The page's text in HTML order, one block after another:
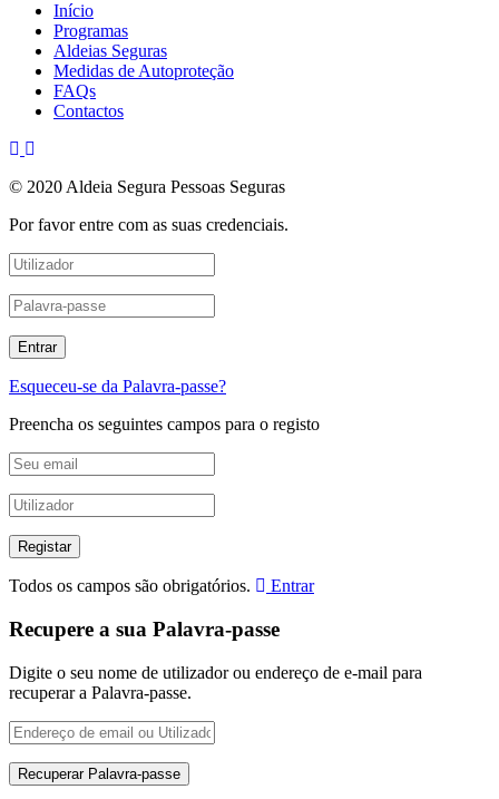
Início
Programas
Aldeias Seguras
Medidas de Autoproteção
FAQs
Contactos
© 2020 Aldeia Segura Pessoas Seguras
Por favor entre com as suas credenciais.
Esqueceu-se da Palavra-passe?
Preencha os seguintes campos para o registo
Todos os campos são obrigatórios. Entrar
Recupere a sua Palavra-passe
Digite o seu nome de utilizador ou endereço de e-mail para
recuperar a Palavra-passe.